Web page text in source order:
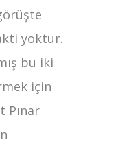
yoktur.
bu iki
için
Pınar